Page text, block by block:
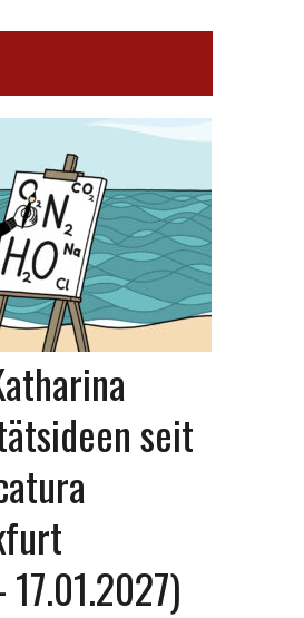
seit